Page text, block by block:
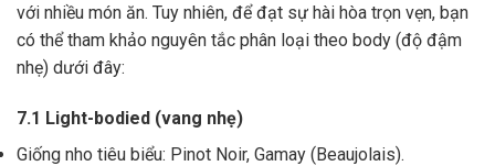
với nhiều món ăn. Tuy nhiên, để đạt sự hài hòa trọn vẹn, bạn
có thể tham khảo nguyên tắc phân loại theo body (độ đậm
nhẹ) dưới đây:
7.1 Light-bodied (vang nhẹ)
Giống nho tiêu biểu: Pinot Noir, Gamay (Beaujolais).